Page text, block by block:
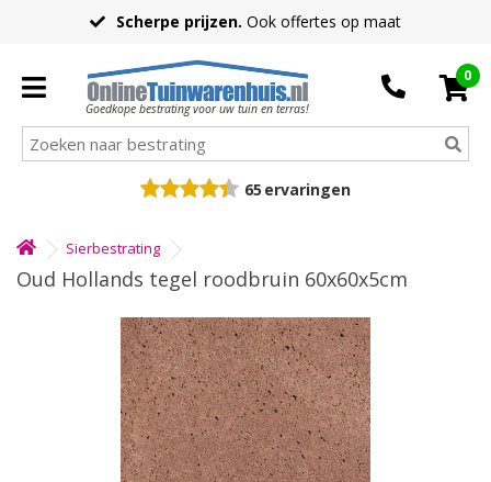
Scherpe prijzen. Ook offertes op maat
Goedkope bestrating voor uw tuin en terras!
0
65 ervaringen
Sierbestrating
Oud Hollands tegel roodbruin 60x60x5cm